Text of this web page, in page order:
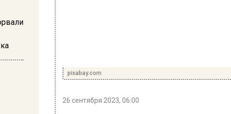
pixabay.com
26 сентября 2023, 06:00